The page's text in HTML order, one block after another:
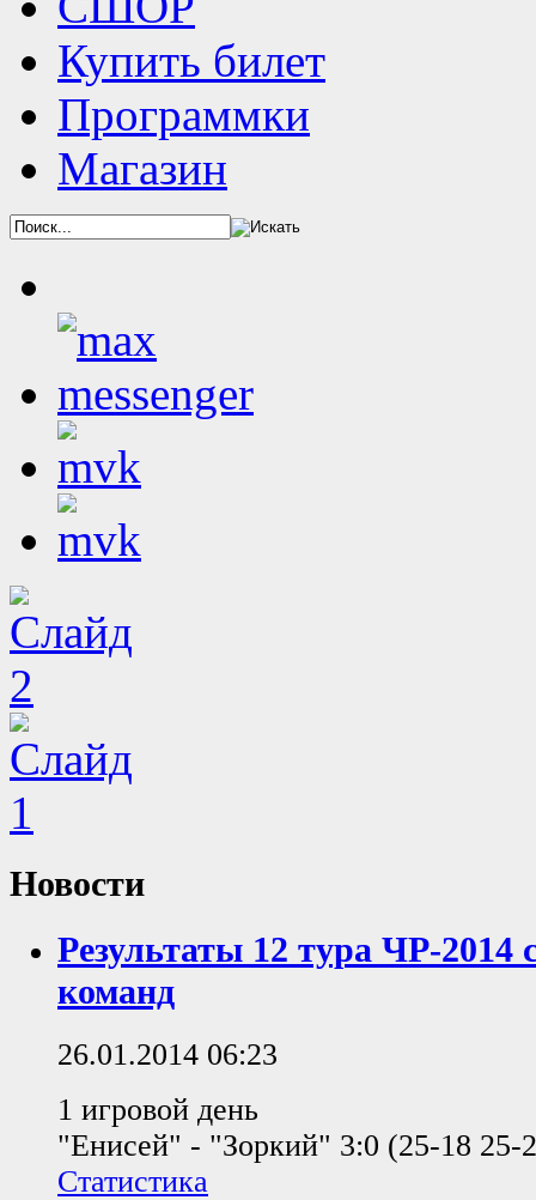
Купить билет
Программки
Магазин
Новости
Результаты 12 тура ЧР-2014
команд
26.01.2014 06:23
1 игровой день
"Енисей" - "Зоркий" 3:0 (25-18 25-
Статистика